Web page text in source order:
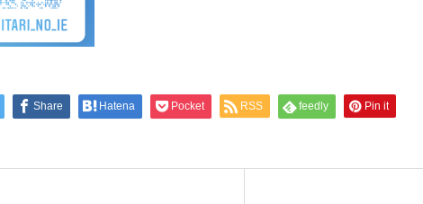
Share Hatena Pocket RSS feedly Pin it